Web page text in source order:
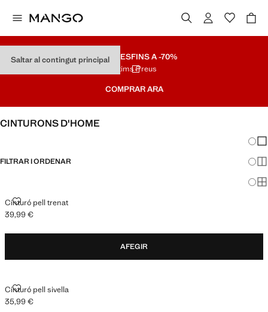
Saltar al contingut principalREBAIXESFINS A -70%
Últims Preus
COMPRAR ARA
CINTURONS D'HOME
FILTRAR I ORDENAR
Cinturó pell trenat
CINTURÓ PELL TRENAT
Preu actual [39,99 € ]
39,99 €
AFEGIR
Cinturó pell sivella
CINTURÓ PELL SIVELLA
Preu actual [35,99 € ]
35,99 €